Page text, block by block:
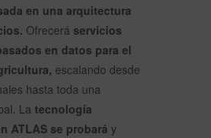
en una arquitectura
Ofrecerá servicios
en datos para el
escalando desde
hasta toda una
La tecnología
ATLAS se probará y